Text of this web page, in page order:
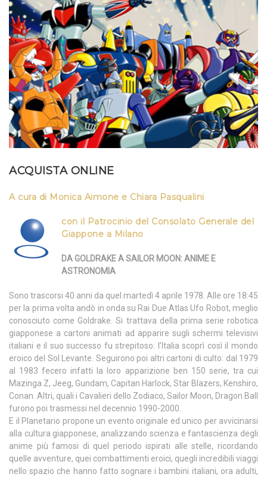
ACQUISTA ONLINE
A cura di Monica Aimone e Chiara Pasqualini
con il Patrocinio del Consolato Generale del
Giappone a Milano
DA GOLDRAKE A SAILOR MOON: ANIME E
ASTRONOMIA
Sono trascorsi 40 anni da quel martedì 4 aprile 1978. Alle ore 18:45
per la prima volta andò in onda su Rai Due Atlas Ufo Robot, meglio
conosciuto come Goldrake. Si trattava della prima serie robotica
giapponese a cartoni animati ad apparire sugli schermi televisivi
italiani e il suo successo fu strepitoso: l’Italia scoprì così il mondo
eroico del Sol Levante. Seguirono poi altri cartoni di culto: dal 1979
al 1983 fecero infatti la loro apparizione ben 150 serie, tra cui
Mazinga Z, Jeeg, Gundam, Capitan Harlock, Star Blazers, Kenshiro,
Conan. Altri, quali i Cavalieri dello Zodiaco, Sailor Moon, Dragon Ball
furono poi trasmessi nel decennio 1990-2000.
E il Planetario propone un evento originale ed unico per avvicinarsi
alla cultura giapponese, analizzando scienza e fantascienza degli
anime più famosi di quel periodo ispirati alle stelle, ricordando
quelle avventure, quei combattimenti eroici, quegli incredibili viaggi
nello spazio che hanno fatto sognare i bambini italiani, ora adulti,